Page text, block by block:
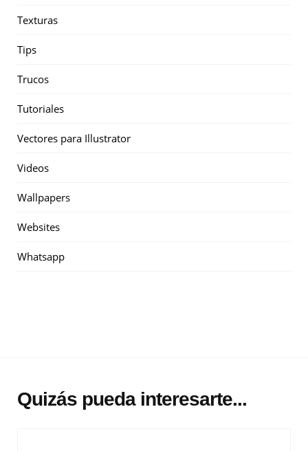
Texturas
Tips
Trucos
Tutoriales
Vectores para Illustrator
Videos
Wallpapers
Websites
Whatsapp
Quizás pueda interesarte...